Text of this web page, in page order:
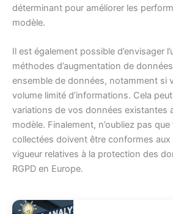
déterminant pour améliorer les
modèle.
Il est également possible d’envisager
méthodes d’augmentation de
ensemble de données, notamment si
volume limité d’informations. Cela
variations de vos données existantes
modèle. Finalement, n’oubliez pas
collectées doivent être conformes
vigueur relatives à la protection des
RGPD en Europe.